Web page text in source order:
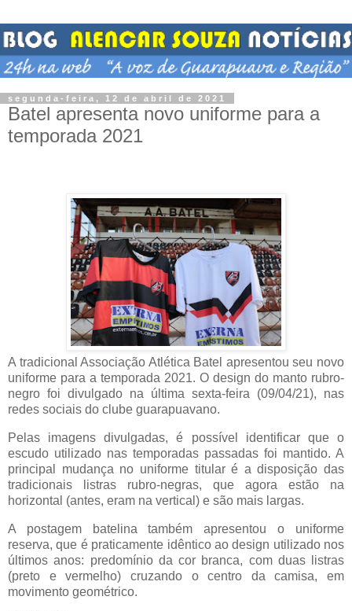
segunda-feira, 12 de abril de 2021
Batel apresenta novo uniforme para a
temporada 2021
A tradicional Associação Atlética Batel apresentou seu novo
uniforme para a temporada 2021. O design do manto rubro-
negro foi divulgado na última sexta-feira (09/04/21), nas
redes sociais do clube guarapuavano.
Pelas imagens divulgadas, é possível identificar que o
escudo utilizado nas temporadas passadas foi mantido. A
principal mudança no uniforme titular é a disposição das
tradicionais listras rubro-negras, que agora estão na
horizontal (antes, eram na vertical) e são mais largas.
A postagem batelina também apresentou o uniforme
reserva, que é praticamente idêntico ao design utilizado nos
últimos anos: predomínio da cor branca, com duas listras
(preto e vermelho) cruzando o centro da camisa, em
movimento geométrico.